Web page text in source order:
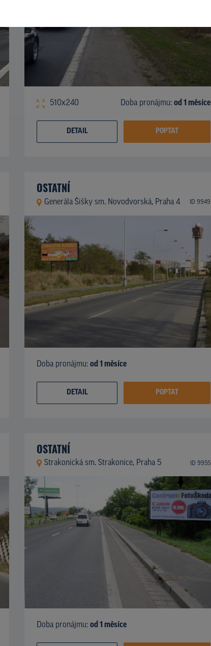
510x240 Doba pronájmu: od 1 měsíce
DETAIL POPTAT
OSTATNÍ
Generála Šišky sm. Novodvorská, Praha 4 ID 9949
Doba pronájmu: od 1 měsíce
DETAIL POPTAT
OSTATNÍ
Strakonická sm. Strakonice, Praha 5 ID 9955
Doba pronájmu: od 1 měsíce